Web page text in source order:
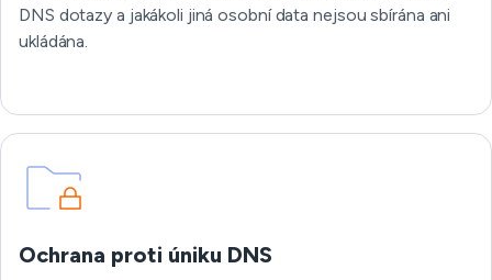
DNS dotazy a jakákoli jiná osobní data nejsou sbírána ani
ukládána.
Ochrana proti úniku DNS